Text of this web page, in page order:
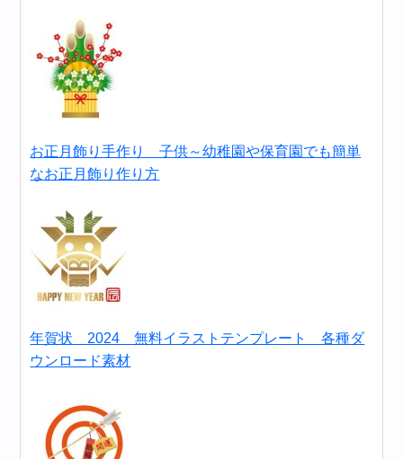
お正月飾り手作り 子供～幼稚園や保育園でも簡単
なお正月飾り作り方
年賀状 2024 無料イラストテンプレート 各種ダ
ウンロード素材